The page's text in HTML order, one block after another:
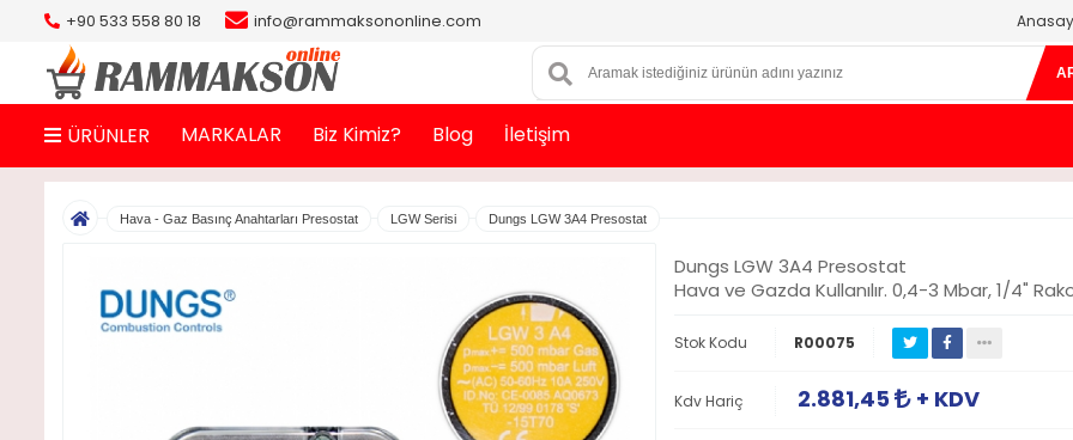
+90 533 558 80 18 info@rammaksononline.com
ÜRÜNLER MARKALAR Biz Kimiz? Blog İletişim
Hava - Gaz Basınç Anahtarları Presostat LGW Serisi Dungs LGW 3A4 Presostat
Dungs LGW 3A4 Presostat
Hava ve Gazda Kullanılır. 0,4-3 Mbar, 1/4"
Stok Kodu R00075
Kdv Hariç 2.881,45 + KDV